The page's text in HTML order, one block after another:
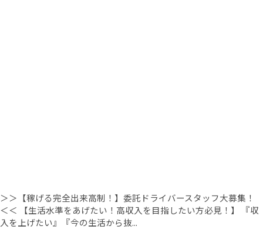
＞＞【稼げる完全出来高制！】委託ドライバースタッフ大募集！
＜＜ 【生活水準をあげたい！高収入を目指したい方必見！】 『収
入を上げたい』『今の生活から抜...